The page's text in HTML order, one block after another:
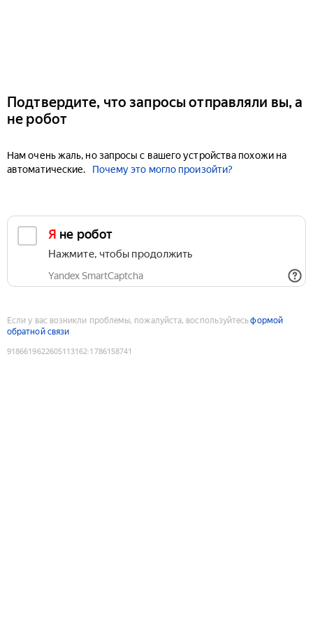
Подтвердите, что запросы отправляли вы, а
не робот
Нам очень жаль, но запросы с вашего устройства похожи на
автоматические.
Почему это могло произойти?
Я не робот
Нажмите, чтобы продолжить
Yandex SmartCaptcha
Если у вас возникли проблемы, пожалуйста, воспользуйтесьформой
обратной связи
9186619622605113162:1786158741